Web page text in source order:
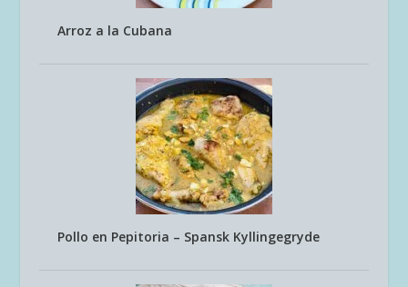
Arroz a la Cubana
Pollo en Pepitoria – Spansk Kyllingegryde